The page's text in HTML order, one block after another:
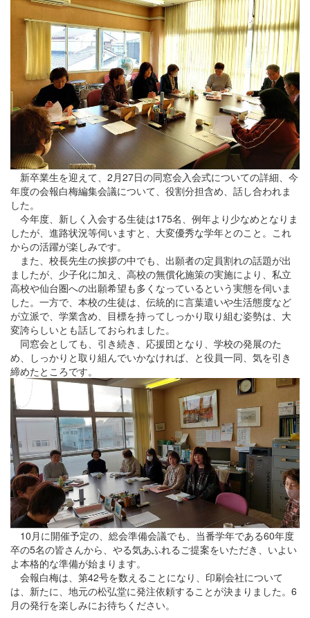
新卒業生を迎えて、2月27日の同窓会入会式についての詳細、今
年度の会報白梅編集会議について、役割分担含め、話し合われま
した。
今年度、新しく入会する生徒は175名、例年より少なめとなりま
したが、進路状況等伺いますと、大変優秀な学年とのこと。これ
からの活躍が楽しみです。
また、校長先生の挨拶の中でも、出願者の定員割れの話題が出
ましたが、少子化に加え、高校の無償化施策の実施により、私立
高校や仙台圏への出願希望も多くなっているという実態を伺いま
した。一方で、本校の生徒は、伝統的に言葉遣いや生活態度など
が立派で、学業含め、目標を持ってしっかり取り組む姿勢は、大
変誇らしいとも話しておられました。
同窓会としても、引き続き、応援団となり、学校の発展のた
め、しっかりと取り組んでいかなければ、と役員一同、気を引き
締めたところです。
10月に開催予定の、総会準備会議でも、当番学年である60年度
卒の5名の皆さんから、やる気あふれるご提案をいただき、いよい
よ本格的な準備が始まります。
会報白梅は、第42号を数えることになり、印刷会社について
は、新たに、地元の松弘堂に発注依頼することが決まりました。6
月の発行を楽しみにお待ちください。